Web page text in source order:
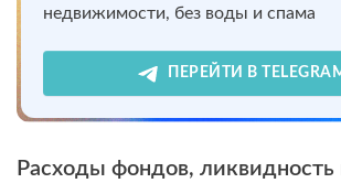
недвижимости, без воды и спама
ПЕРЕЙТИ В
Расходы фондов, ликвидность